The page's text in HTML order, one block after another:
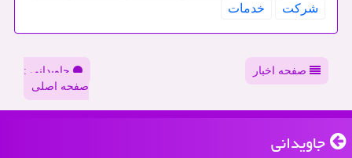
شركت
خدمات
صفحه اخبار
جاویدانی :
صفحه اصلی
جاویدانی